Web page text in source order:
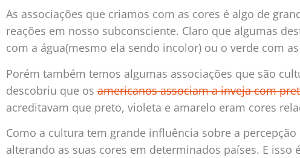
As associações que criamos com as cores é algo de
reações em nosso subconsciente. Claro que algumas
com a água(mesmo ela sendo incolor) ou o verde com
Porém também temos algumas associações que são
descobriu que os americanos associam a inveja com
acreditavam que preto, violeta e amarelo eram cores
Como a cultura tem grande influência sobre a
alterando as suas cores em determinados países. E isso